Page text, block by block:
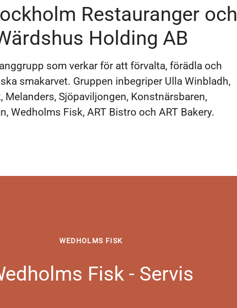
Restauranger och
Holding AB
som verkar för att förvalta, förädla och
smakarvet. Gruppen inbegriper Ulla Winbladh,
Melanders, Sjöpaviljongen, Konstnärsbaren,
Wedholms Fisk, ART Bistro och ART Bakery.
WEDHOLMS FISK
Fisk - Servis